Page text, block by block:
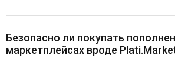
Безопасно ли покупать
маркетплейсах вроде